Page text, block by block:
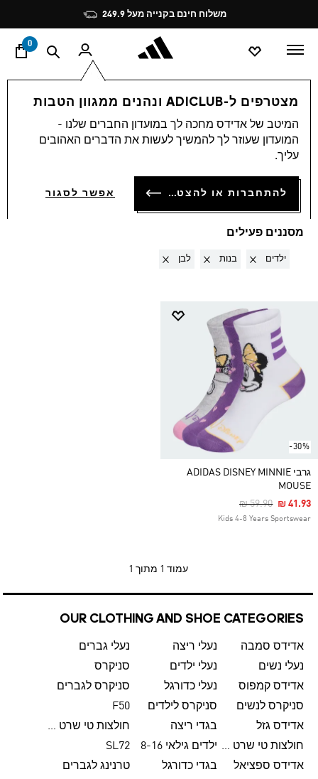
Pause
promotion
rotation
משלוח חינם בקנייה מעל 249.9
0
מצטרפים ל-ADICLUB ונהנים ממגוון הטבות
המיטב של אדידס מחכה לך במועדון החברים שלנו -
המועדון שעוזר לך להמשיך לעשות את הדברים האהובים
עליך.
להתחברות או להצטרפות אפשר לסגור
ילדים · בנות · לבן·
ACCESSORIES
(1)
סינון ומיון הגדלת התמונות
מסננים פעילים
ילדים Remove filter Currently Refined by מגדר: ילדים
בנות Remove filter Currently Refined by ילדים: בנות
לבן Remove filter Currently Refined by צבעים: לבן
-30%
גרבי ADIDAS DISNEY MINNIE
MOUSE
Price Reduced
₪ 59.90To₪ 41.93
Kids 4-8 Years Sportswear
עמוד 1 מתוך 1
OUR CLOTHING AND SHOE CATEGORIES
אדידס סמבה נעלי ריצה
נעלי גברים
נעלי נשים
נעלי ילדים
סניקרס
אדידס קמפוס
נעלי כדורגל
סניקרס לגברים
סניקרס לנשים
סניקרס לילדים
F50
אדידס גזל
בגדי ריצה
חולצות טי שרט לגברים
חולצות טי שרט לנשים ילדים גילאי 8-16
SL72
אדידס ספציאל
בגדי כדורגל
טרנינג לגברים